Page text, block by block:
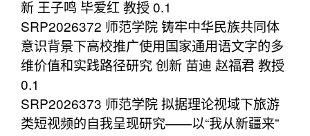
新 王子鸣 毕爱红 教授 0.1
SRP2026372 师范学院 铸牢中华民族共同体
意识背景下高校推广使用国家通用语文字的多
维价值和实践路径研究 创新 苗迪 赵福君 教授
0.1
SRP2026373 师范学院 拟据理论视域下旅游
类短视频的自我呈现研究——以“我从新疆来”